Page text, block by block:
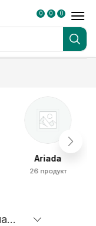
0 0 0
Ariada
26 продукт